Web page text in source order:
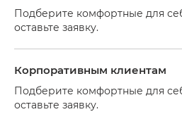
Подберите комфортные для
оставьте заявку.
Корпоративным клиентам
Подберите комфортные для
оставьте заявку.